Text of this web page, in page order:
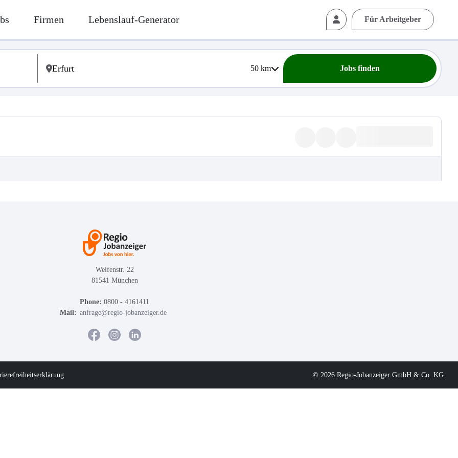
Firmen Lebenslauf-Generator Für Arbeitgeber
50km Jobs finden
Welfenstr. 22
81541 München
Phone: 0800 - 4161411
Mail: anfrage@regio-jobanzeiger.de
© 2026 Regio-Jobanzeiger GmbH & Co. KG